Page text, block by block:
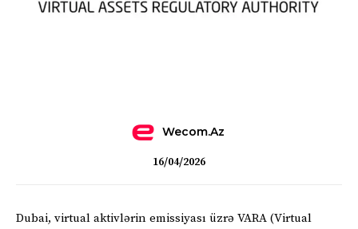
Wecom.az
16/04/2026
Dubai, virtual aktivlərin emissiyası üzrə VARA (Virtual